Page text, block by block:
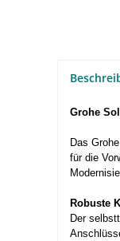
Grohe
Das
für die
Robuste
Der